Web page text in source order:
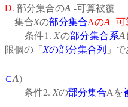
D. 部分集合のA -可算被覆
集合Xの部分集合AのA -可
条件1. Xの部分集合系A
限個の「 Xの部分集合列 」
つま
∈A)
条件2. Xの部分集合A を